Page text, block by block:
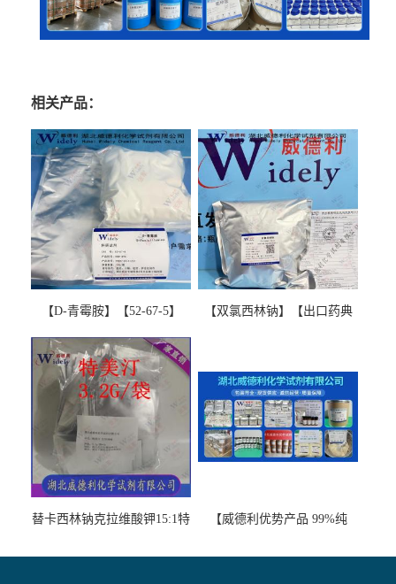
相关产品：
【D-青霉胺】【52-67-5】
图谱检测方法现货供应咨询
张军52-67-5
【双氯西林钠】【出口药典
替卡西林钠克拉维酸钾15:1特
【威德利优势产品 99%纯